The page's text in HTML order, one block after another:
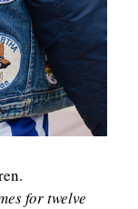
for twelve